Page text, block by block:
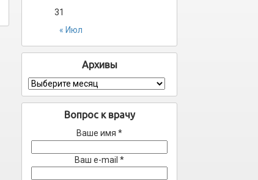
« Июл
31
Архивы
Архивы
Вопрос к врачу
Ваше имя *
Ваш e-mail *